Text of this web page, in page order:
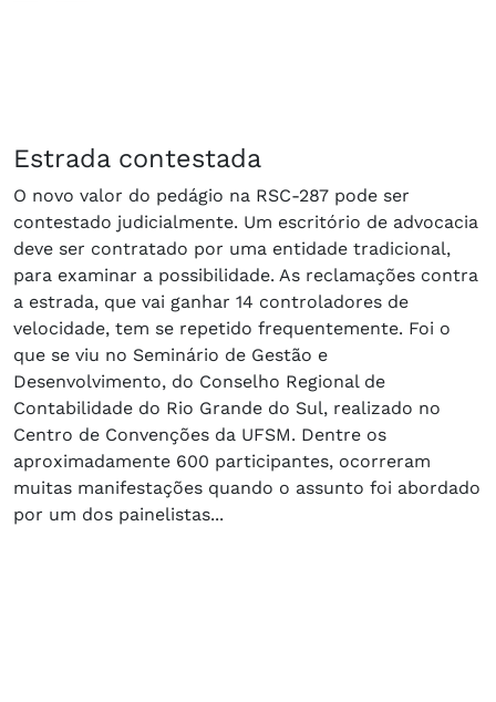
Estrada contestada
O novo valor do pedágio na RSC-287 pode ser
contestado judicialmente. Um escritório de advocacia
deve ser contratado por uma entidade tradicional,
para examinar a possibilidade. As reclamações contra
a estrada, que vai ganhar 14 controladores de
velocidade, tem se repetido frequentemente. Foi o
que se viu no Seminário de Gestão e
Desenvolvimento, do Conselho Regional de
Contabilidade do Rio Grande do Sul, realizado no
Centro de Convenções da UFSM. Dentre os
aproximadamente 600 participantes, ocorreram
muitas manifestações quando o assunto foi abordado
por um dos painelistas...